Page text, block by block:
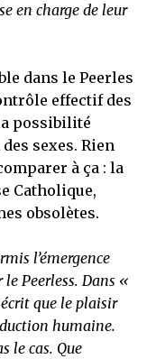
en charge de leur
dans le Peerles
effectif des
possibilité
sexes. Rien
à ça : la
Catholique,
obsolètes.
l’émergence
Peerless. Dans «
que le plaisir
humaine.
le cas. Que